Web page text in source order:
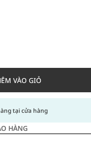
VÀO GIỎ
tại cửa hàng
HÀNG